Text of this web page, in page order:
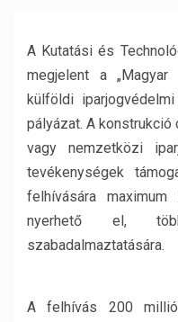
A Kutatási és
megjelent a
külföldi
pályázat. A
vagy nemzetközi
tevékenységek
felhívására
nyerhető el,
szabadalmaztatására.
A felhívás 200